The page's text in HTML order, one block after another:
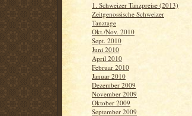
1. Schweizer Tanzpreise (2013)
Zeitgenossische Schweizer
Tanztage
Okt./Nov. 2010
Sept. 2010
Juni 2010
April 2010
Februar 2010
Januar 2010
Dezember 2009
November 2009
Oktober 2009
September 2009